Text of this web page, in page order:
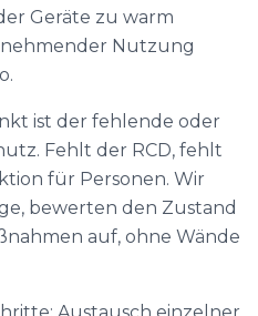
Geräte zu warm
Nutzung
ist der fehlende oder
Fehlt der RCD, fehlt
für Personen. Wir
bewerten den Zustand
auf, ohne Wände